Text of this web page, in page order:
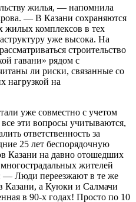
жилья, — напомнила
— В Казани сохраняются
жилых комплексов в тех
уже высока. На
строительство
гавани» рядом с
ли риски, связанные со
нагрузкой на
уже совместно с учетом
эти вопросы учитываются,
ответственность за
25 лет беспорядочную
Казани на давно отошедших
жителей
— Люди переезжают в те же
Казани, а Куюки и Салмачи
в 90-х годах! Просто по 10